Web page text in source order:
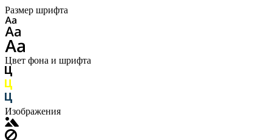
Размер шрифта
Цвет фона и шрифта
Изображения